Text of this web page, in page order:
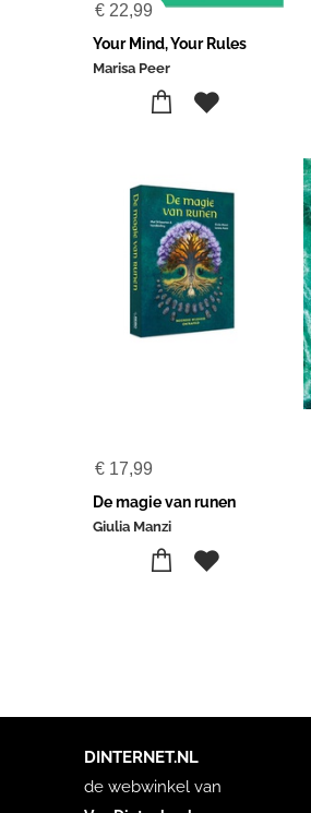
€22,99
Your Mind, Your Rules
Marisa Peer
€17,99
De magie van runen
Giulia Manzi
DINTERNET.NL
de webwinkel van